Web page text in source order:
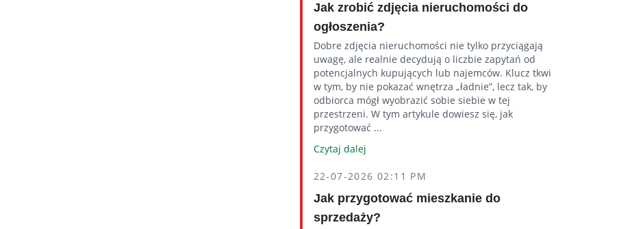
Jak zrobić zdjęcia nieruchomości do
ogłoszenia?
Dobre zdjęcia nieruchomości nie tylko przyciągają
uwagę, ale realnie decydują o liczbie zapytań od
potencjalnych kupujących lub najemców. Klucz tkwi
w tym, by nie pokazać wnętrza „ładnie”, lecz tak, by
odbiorca mógł wyobrazić sobie siebie w tej
przestrzeni. W tym artykule dowiesz się, jak
przygotować ...
Czytaj dalej
22-07-2026 02:11 PM
Jak przygotować mieszkanie do
sprzedaży?